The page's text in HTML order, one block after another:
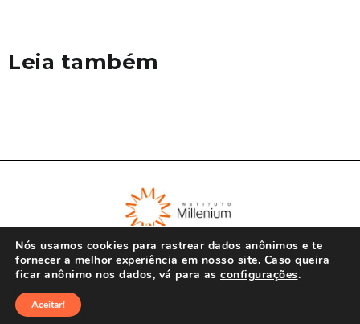
Leia também
Nós usamos cookies para rastrear dados anônimos e te
fornecer a melhor experiência em nosso site. Caso queira
ficar anônimo nos dados, vá para as configurações.
Aceitar!